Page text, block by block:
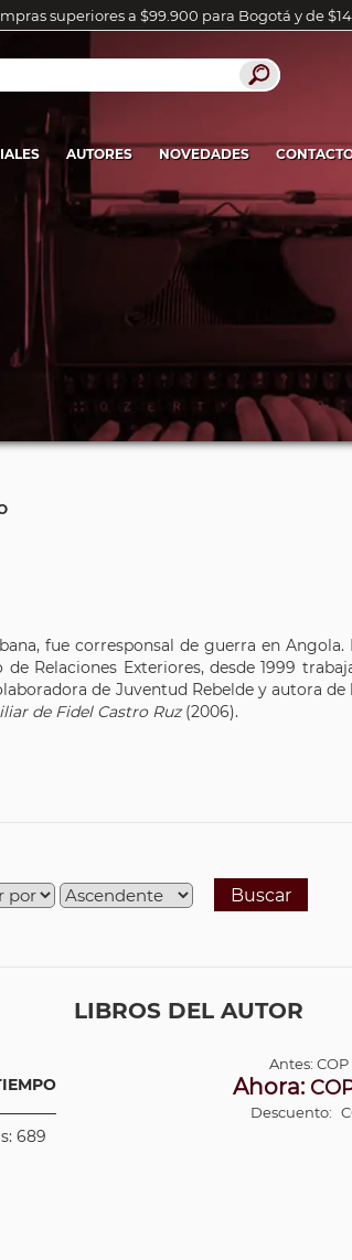
superiores a $99.900 para Bogotá y de
AUTORES NOVEDADES
fue corresponsal de guerra en
Relaciones Exteriores, desde 1999
de Juventud Rebelde y autora
de Fidel Castro Ruz(2006).
Buscar
LIBROS DEL AUTOR
689
Antes:COP
Ahora:
Descuento: